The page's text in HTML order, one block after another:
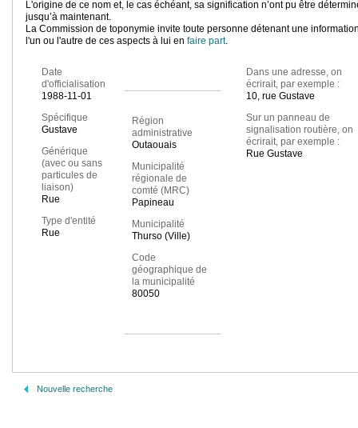
L'origine de ce nom et, le cas échéant, sa signification n’ont pu être
jusqu’à maintenant.
La Commission de toponymie invite toute personne détenant une
l'un ou l'autre de ces aspects à lui en faire part.
Date
d'officialisation
1988-11-01
Spécifique
Gustave
Générique
(avec ou sans
particules de
liaison)
Rue
Type d'entité
Rue
Région
administrative
Outaouais
Municipalité
régionale de
comté (MRC)
Papineau
Municipalité
Thurso (Ville)
Code
géographique de
la municipalité
80050
Dans une adresse, on
écrirait, par exemple :
10, rue Gustave
Sur un panneau de
signalisation routière, on
écrirait, par exemple :
Rue Gustave
Nouvelle recherche